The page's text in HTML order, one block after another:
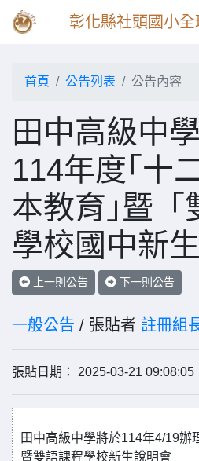
彰化縣社頭國小全
首頁 公告列表 公告內容
田中高級中
114年度｢十
本教育｣暨「
學校國中新
上一則公告 下一則公告
一般公告 / 張貼者 註冊組
張貼日期： 2025-03-21
田中高級中學將於114年4/19辦
暨雙語課程學校新生說明會